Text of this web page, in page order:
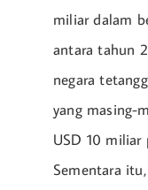
miliar dalam
antara tahun
negara
yang masing-
USD 10 miliar
Sementara